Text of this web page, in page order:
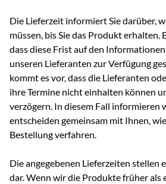
Die Lieferzeit informiert Sie darüber,
müssen, bis Sie das Produkt erhalten.
dass diese Frist auf den
unseren Lieferanten zur Verfügung
kommt es vor, dass die Lieferanten
ihre Termine nicht einhalten können
verzögern. In diesem Fall informieren
entscheiden gemeinsam mit Ihnen,
Bestellung verfahren.
Die angegebenen Lieferzeiten stellen
dar. Wenn wir die Produkte früher als